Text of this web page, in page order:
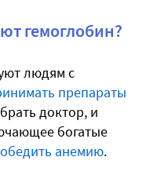
гемоглобин?
людям с
препараты
доктор, и
богатые
анемию.